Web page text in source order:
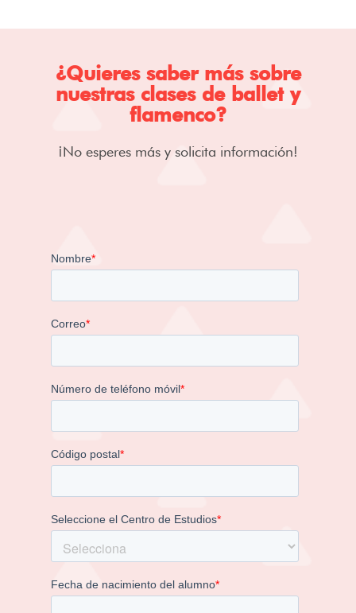
¿Quieres saber más sobre
nuestras clases de ballet y
flamenco?
¡No esperes más y solicita información!